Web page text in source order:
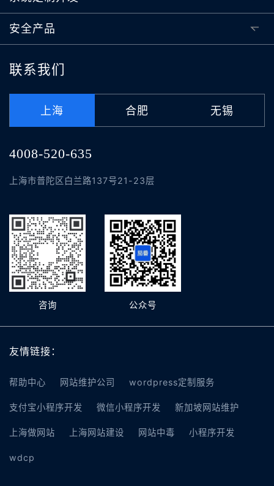
安全产品
联系我们
上海 合肥 无锡
4008-520-635
上海市普陀区白兰路137号21-23层
咨询 公众号
友情链接：
帮助中心 网站维护公司 wordpress定制服务
支付宝小程序开发 微信小程序开发 新加坡网站维护
上海做网站 上海网站建设 网站中毒 小程序开发
wdcp